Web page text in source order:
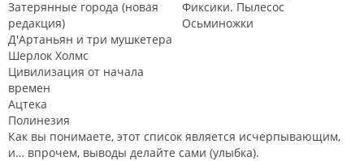
Затерянные города (новая
редакция)
Д'Артаньян и три мушкетера
Шерлок Холмс
Цивилизация от начала
времен
Ацтека
Полинезия
Фиксики. Пылесос
Осьминожки
Как вы понимаете, этот список является исчерпывающим,
и… впрочем, выводы делайте сами (улыбка).